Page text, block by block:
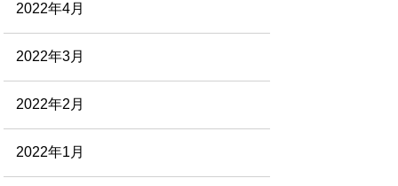
2022年4月
2022年3月
2022年2月
2022年1月